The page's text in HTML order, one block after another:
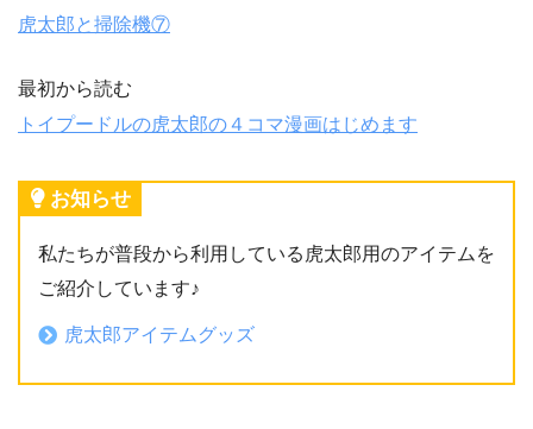
虎太郎と掃除機⑦
最初から読む
トイプードルの虎太郎の４コマ漫画はじめます
お知らせ
私たちが普段から利用している虎太郎用のアイテムを
ご紹介しています♪
虎太郎アイテムグッズ